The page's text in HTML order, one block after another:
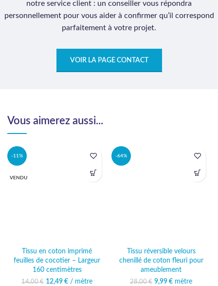
notre service client : un conseiller vous répondra
personnellement pour vous aider à confirmer qu’il correspond
parfaitement à votre projet.
VOIR LA PAGE CONTACT
Vous aimerez aussi...
-11%
VENDU
Tissu en coton imprimé
feuilles de cocotier – Largeur
160 centimètres
14,00€
Le prix initial était :
12,49 €
Le prix
/ mètre
-64%
Tissu réversible velours
chenillé de coton fleuri pour
ameublement
28,00€ Le prix initial était :
9,99 €
Le prix
mètre